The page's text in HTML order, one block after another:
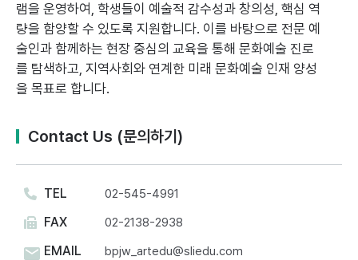
램을 운영하여, 학생들이 예술적 감수성과 창의성, 핵심 역
량을 함양할 수 있도록 지원합니다. 이를 바탕으로 전문 예
술인과 함께하는 현장 중심의 교육을 통해 문화예술 진로
를 탐색하고, 지역사회와 연계한 미래 문화예술 인재 양성
을 목표로 합니다.
Contact Us (문의하기)
TEL 02-545-4991
FAX 02-2138-2938
EMAIL bpjw_artedu@sliedu.com